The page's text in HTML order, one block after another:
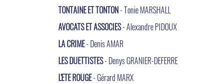
TONTAINE ET TONTON- Tonie MARSHALL
AVOCATS ET ASSOCIES- Alexandre PIDOUX
LA CRIME- Denis AMAR
LES DUETTISTES- Denys GRANIER-DEFERRE
L'ETE ROUGE- Gérard MARX